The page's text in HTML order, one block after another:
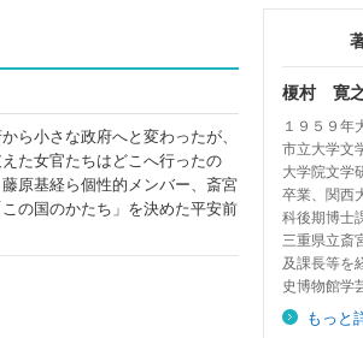
ら小さな政府へと変わったが、
た女官たちはどこへ行ったの
原基経ら個性的メンバー、斎宮
の国のかたち」を決めた平安前
榎村 寛
１９５９年
市立大学文
大学院文学
卒業、関西
科後期博士
三重県立斎
及課長等を
史博物館学
もっと